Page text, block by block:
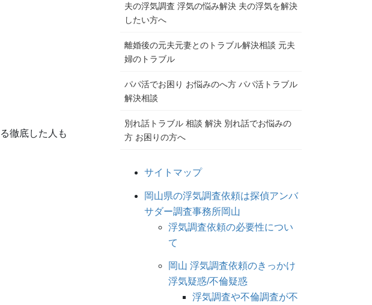
徹底した人も
夫の浮気調査 浮気の悩み解決 夫の浮気を解決
したい方へ
離婚後の元夫元妻とのトラブル解決相談 元夫
婦のトラブル
パパ活でお困り お悩みのへ方 パパ活トラブル
解決相談
別れ話トラブル 相談 解決 別れ話でお悩みの
方 お困りの方へ
サイトマップ
岡山県の浮気調査依頼は探偵アンバ
サダー調査事務所岡山
浮気調査依頼の必要性につい
て
岡山 浮気調査依頼のきっかけ
浮気疑惑/不倫疑惑
浮気調査や不倫調査が不